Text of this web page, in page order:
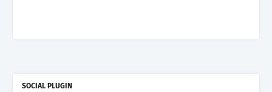
SOCIAL PLUGIN